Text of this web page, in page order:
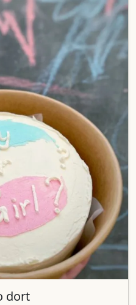
dort